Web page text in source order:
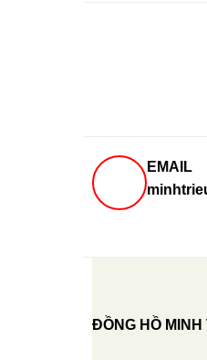
EMAIL
ĐỒNG HỒ